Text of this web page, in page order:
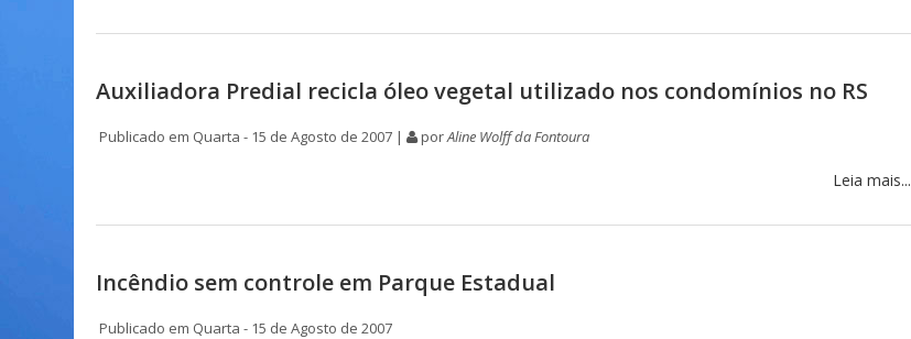
Auxiliadora Predial recicla óleo vegetal utilizado nos condomínios no RS
Publicado em Quarta - 15 de Agosto de 2007 | porAline Wolff da Fontoura
Leia mais...
Incêndio sem controle em Parque Estadual
Publicado em Quarta - 15 de Agosto de 2007